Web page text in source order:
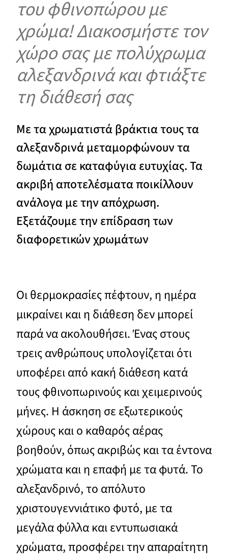
του φθινοπώρου με
χρώμα! Διακοσμήστε τον
χώρο σας με πολύχρωμα
αλεξανδρινά και φτιάξτε
τη διάθεσή σας
Με τα χρωματιστά βράκτια τους τα
αλεξανδρινά μεταμορφώνουν τα
δωμάτια σε καταφύγια ευτυχίας. Τα
ακριβή αποτελέσματα ποικίλλουν
ανάλογα με την απόχρωση.
Εξετάζουμε την επίδραση των
διαφορετικών χρωμάτων
Οι θερμοκρασίες πέφτουν, η ημέρα
μικραίνει και η διάθεση δεν μπορεί
παρά να ακολουθήσει. Ένας στους
τρεις ανθρώπους υπολογίζεται ότι
υποφέρει από κακή διάθεση κατά
τους φθινοπωρινούς και χειμερινούς
μήνες. Η άσκηση σε εξωτερικούς
χώρους και ο καθαρός αέρας
βοηθούν, όπως ακριβώς και τα έντονα
χρώματα και η επαφή με τα φυτά. Το
αλεξανδρινό, το απόλυτο
χριστουγεννιάτικο φυτό, με τα
μεγάλα φύλλα και εντυπωσιακά
χρώματα, προσφέρει την απαραίτητη